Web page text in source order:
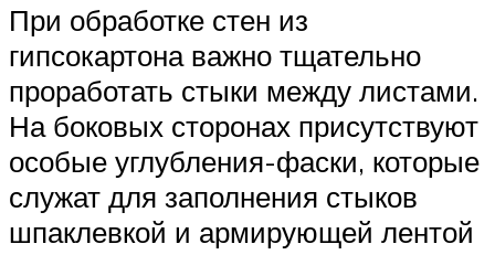
При обработке стен из
гипсокартона важно тщательно
проработать стыки между листами.
На боковых сторонах присутствуют
особые углубления-фаски, которые
служат для заполнения стыков
шпаклевкой и армирующей лентой